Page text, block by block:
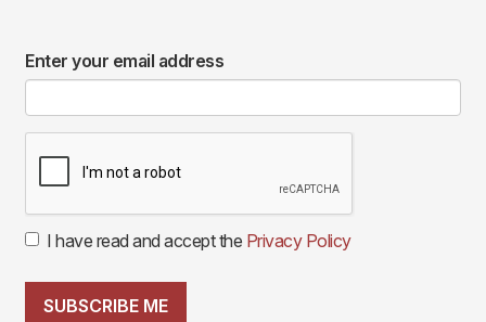
Enter your email address
I have read and accept the Privacy Policy
SUBSCRIBE ME